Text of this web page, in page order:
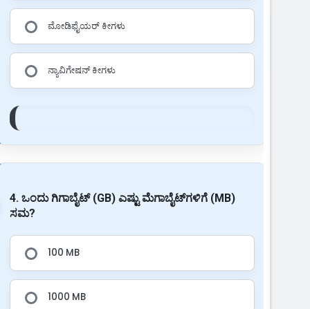
ಮೋಡಿಫೈಯರ್ ಕೀಗಳು
ನ್ಯಾವಿಗೇಷನ್ ಕೀಗಳು
4. ಒಂದು ಗಿಗಾಬೈಟ್ (GB) ಎಷ್ಟು ಮೆಗಾಬೈಟ್‌ಗಳಿಗೆ (MB)
ಸಮ?
100 MB
1000 MB